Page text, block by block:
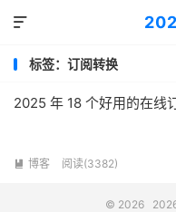

标签：订阅转换
2025 年 18 个好用的在线
 博客 阅读(3382)
© 2026